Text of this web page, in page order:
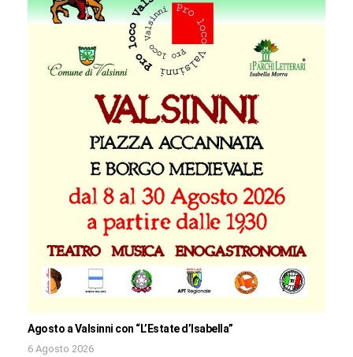
Agosto a Valsinni con “L’Estate d’Isabella”
6 Agosto 2026